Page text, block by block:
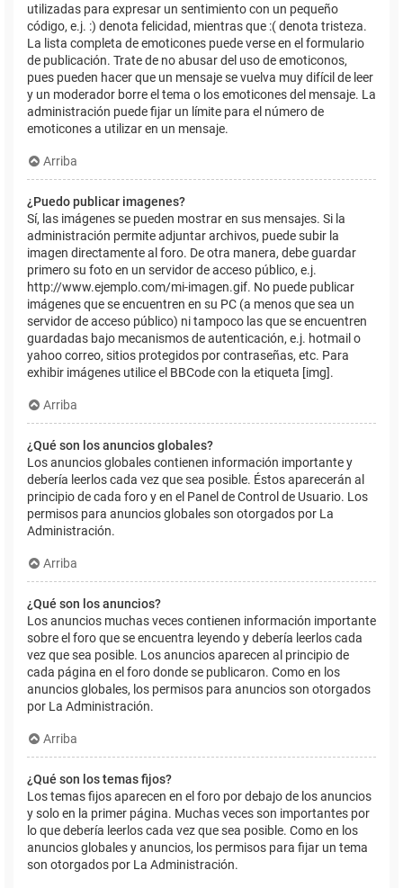
utilizadas para expresar un sentimiento con un pequeño
código, e.j. :) denota felicidad, mientras que :( denota tristeza.
La lista completa de emoticones puede verse en el formulario
de publicación. Trate de no abusar del uso de emoticonos,
pues pueden hacer que un mensaje se vuelva muy difícil de leer
y un moderador borre el tema o los emoticones del mensaje. La
administración puede fijar un límite para el número de
emoticones a utilizar en un mensaje.
Arriba
¿Puedo publicar imagenes?
Sí, las imágenes se pueden mostrar en sus mensajes. Si la
administración permite adjuntar archivos, puede subir la
imagen directamente al foro. De otra manera, debe guardar
primero su foto en un servidor de acceso público, e.j.
http://www.ejemplo.com/mi-imagen.gif. No puede publicar
imágenes que se encuentren en su PC (a menos que sea un
servidor de acceso público) ni tampoco las que se encuentren
guardadas bajo mecanismos de autenticación, e.j. hotmail o
yahoo correo, sitios protegidos por contraseñas, etc. Para
exhibir imágenes utilice el BBCode con la etiqueta [img].
Arriba
¿Qué son los anuncios globales?
Los anuncios globales contienen información importante y
debería leerlos cada vez que sea posible. Éstos aparecerán al
principio de cada foro y en el Panel de Control de Usuario. Los
permisos para anuncios globales son otorgados por La
Administración.
Arriba
¿Qué son los anuncios?
Los anuncios muchas veces contienen información importante
sobre el foro que se encuentra leyendo y debería leerlos cada
vez que sea posible. Los anuncios aparecen al principio de
cada página en el foro donde se publicaron. Como en los
anuncios globales, los permisos para anuncios son otorgados
por La Administración.
Arriba
¿Qué son los temas fijos?
Los temas fijos aparecen en el foro por debajo de los anuncios
y solo en la primer página. Muchas veces son importantes por
lo que debería leerlos cada vez que sea posible. Como en los
anuncios globales y anuncios, los permisos para fijar un tema
son otorgados por La Administración.